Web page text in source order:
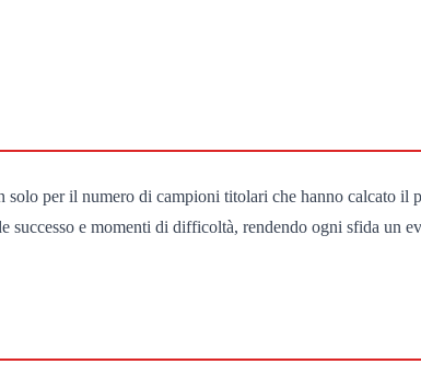
per il numero di campioni titolari che hanno calcato il
e momenti di difficoltà, rendendo ogni sfida un